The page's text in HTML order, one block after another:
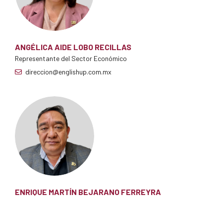
ANGÉLICA AIDE LOBO RECILLAS
Representante del Sector Económico
direccion@englishup.com.mx
ENRIQUE MARTÍN BEJARANO FERREYRA